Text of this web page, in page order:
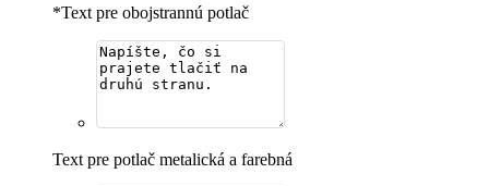
*Text pre obojstrannú potlač
Text pre potlač metalická a farebná